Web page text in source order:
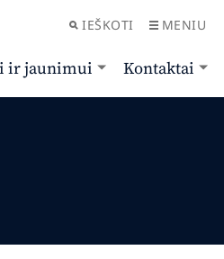
IEŠKOTI MENIU
ir jaunimui Kontaktai